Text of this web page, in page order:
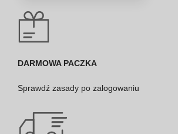
DARMOWA PACZKA
Sprawdź zasady po zalogowaniu